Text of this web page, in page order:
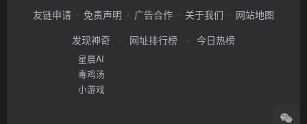
友链申请 免责声明 广告合作 关于我们
网站地图
发现神奇
星晨AI
毒鸡汤
小游戏
网址排行榜 今日热榜